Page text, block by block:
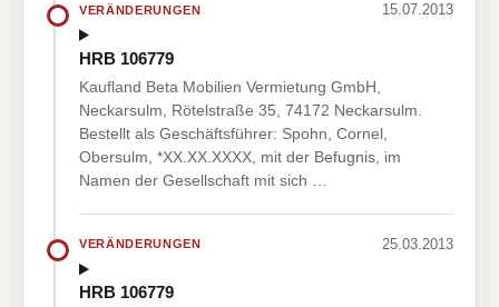
VERÄNDERUNGEN 15.07.2013
HRB 106779
Kaufland Beta Mobilien Vermietung GmbH,
Neckarsulm, Rötelstraße 35, 74172 Neckarsulm.
Bestellt als Geschäftsführer: Spohn, Cornel,
Obersulm, *XX.XX.XXXX, mit der Befugnis, im
Namen der Gesellschaft mit sich …
VERÄNDERUNGEN 25.03.2013
HRB 106779